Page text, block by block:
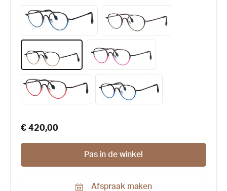
€ 420,00
Pas in de winkel
Afspraak maken